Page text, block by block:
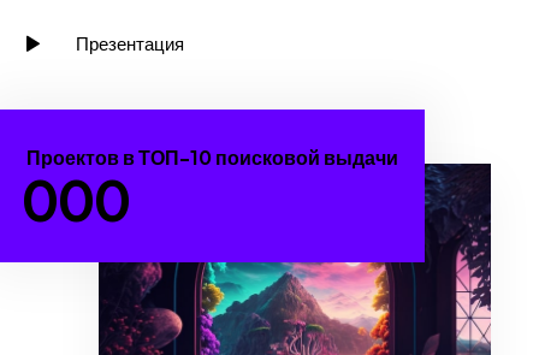
Презентация
Проектов в ТОП-10 поисковой выдачи
000